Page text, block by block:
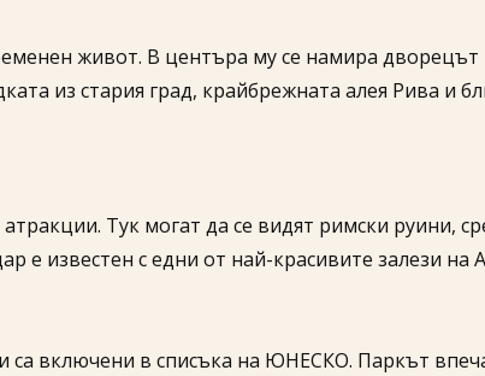
живот. В центъра му се намира
из стария град, крайбрежната алея Рива и
Тук могат да се видят римски руини,
е известен с едни от най-красивите залези на
включени в списъка на ЮНЕСКО. Паркът